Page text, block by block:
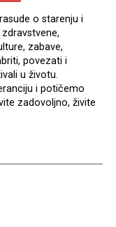
o starenju i
zabave,
povezati i
u životu.
i potičemo
zadovoljno, živite